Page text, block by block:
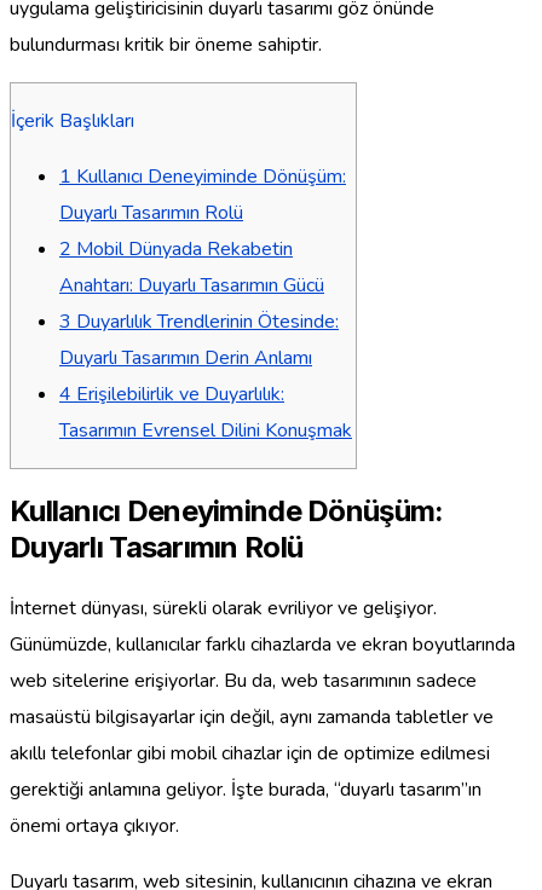
uygulama geliştiricisinin duyarlı tasarımı göz önünde
bulundurması kritik bir öneme sahiptir.
İçerik Başlıkları
1 Kullanıcı Deneyiminde Dönüşüm:
Duyarlı Tasarımın Rolü
2 Mobil Dünyada Rekabetin
Anahtarı: Duyarlı Tasarımın Gücü
3 Duyarlılık Trendlerinin Ötesinde:
Duyarlı Tasarımın Derin Anlamı
4 Erişilebilirlik ve Duyarlılık:
Tasarımın Evrensel Dilini Konuşmak
Kullanıcı Deneyiminde Dönüşüm:
Duyarlı Tasarımın Rolü
İnternet dünyası, sürekli olarak evriliyor ve gelişiyor.
Günümüzde, kullanıcılar farklı cihazlarda ve ekran boyutlarında
web sitelerine erişiyorlar. Bu da, web tasarımının sadece
masaüstü bilgisayarlar için değil, aynı zamanda tabletler ve
akıllı telefonlar gibi mobil cihazlar için de optimize edilmesi
gerektiği anlamına geliyor. İşte burada, “duyarlı tasarım”ın
önemi ortaya çıkıyor.
Duyarlı tasarım, web sitesinin, kullanıcının cihazına ve ekran